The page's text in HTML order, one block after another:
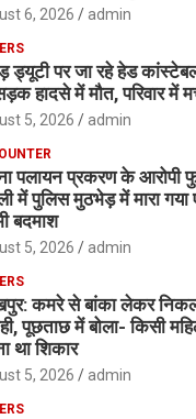
6, 2026 admin
ड्यूटी पर जा रहे हेड
हादसे में मौत, परिवार में
5, 2026 admin
पलायन प्रकरण के आरोपी
में पुलिस मुठभेड़ में मारा
बदमाश
5, 2026 admin
कमरे से बांका लेकर
पूछताछ में बोला- किसी
था शिकार
5, 2026 admin